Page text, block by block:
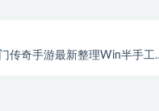
传奇手游最新整理Win半手工